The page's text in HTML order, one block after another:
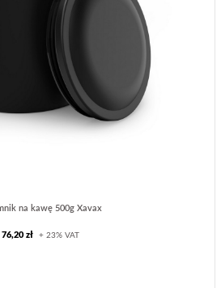
na kawę 500g Xavax
76,20 zł + 23% VAT